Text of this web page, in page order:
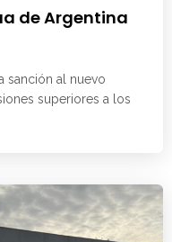
de Argentina
sanción al nuevo
superiores a los